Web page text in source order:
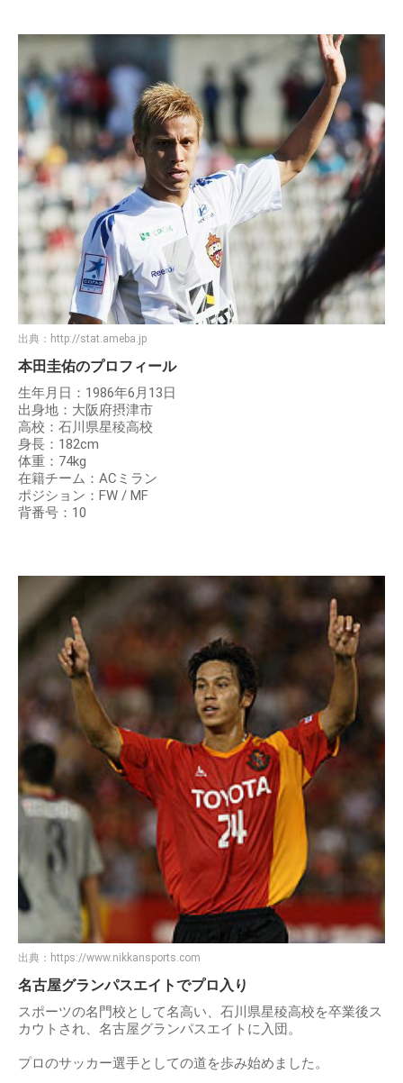
出典： http://stat.ameba.jp
本田圭佑のプロフィール
生年月日：1986年6月13日
出身地：大阪府摂津市
高校：石川県星稜高校
身長：182cm
体重：74kg
在籍チーム：ACミラン
ポジション：FW / MF
背番号：10
出典： https://www.nikkansports.com
名古屋グランパスエイトでプロ入り
スポーツの名門校として名高い、石川県星稜高校を卒業後ス
カウトされ、名古屋グランパスエイトに入団。
プロのサッカー選手としての道を歩み始めました。